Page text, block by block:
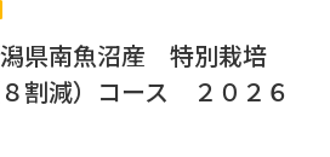
県南魚沼産 特別栽培
割減）コース ２０２６